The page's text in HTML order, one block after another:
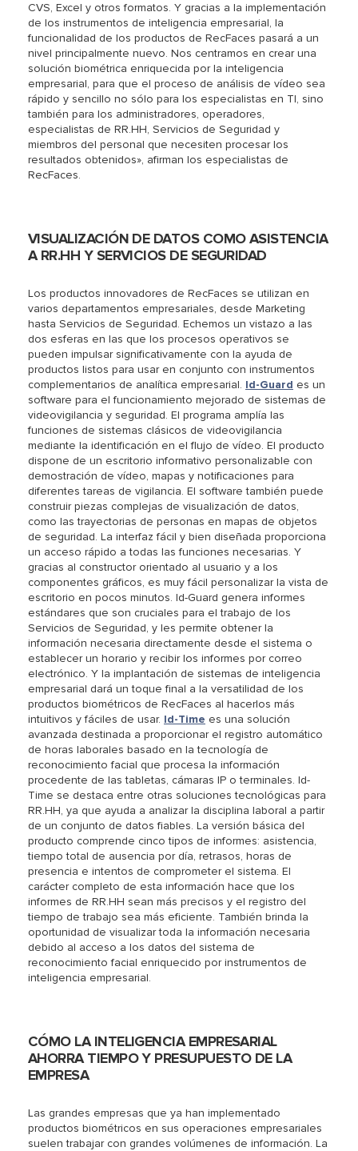
CVS, Excel y otros formatos. Y gracias a la implementación
de los instrumentos de inteligencia empresarial, la
funcionalidad de los productos de RecFaces pasará a un
nivel principalmente nuevo. Nos centramos en crear una
solución biométrica enriquecida por la inteligencia
empresarial, para que el proceso de análisis de vídeo sea
rápido y sencillo no sólo para los especialistas en TI, sino
también para los administradores, operadores,
especialistas de RR.HH, Servicios de Seguridad y
miembros del personal que necesiten procesar los
resultados obtenidos», afirman los especialistas de
RecFaces.
VISUALIZACIÓN DE DATOS COMO ASISTENCIA
A RR.HH Y SERVICIOS DE SEGURIDAD
Los productos innovadores de RecFaces se utilizan en
varios departamentos empresariales, desde Marketing
hasta Servicios de Seguridad. Echemos un vistazo a las
dos esferas en las que los procesos operativos se
pueden impulsar significativamente con la ayuda de
productos listos para usar en conjunto con instrumentos
complementarios de analítica empresarial. Id-Guard es un
software para el funcionamiento mejorado de sistemas de
videovigilancia y seguridad. El programa amplía las
funciones de sistemas clásicos de videovigilancia
mediante la identificación en el flujo de vídeo. El producto
dispone de un escritorio informativo personalizable con
demostración de vídeo, mapas y notificaciones para
diferentes tareas de vigilancia. El software también puede
construir piezas complejas de visualización de datos,
como las trayectorias de personas en mapas de objetos
de seguridad. La interfaz fácil y bien diseñada proporciona
un acceso rápido a todas las funciones necesarias. Y
gracias al constructor orientado al usuario y a los
componentes gráficos, es muy fácil personalizar la vista de
escritorio en pocos minutos. Id-Guard genera informes
estándares que son cruciales para el trabajo de los
Servicios de Seguridad, y les permite obtener la
información necesaria directamente desde el sistema o
establecer un horario y recibir los informes por correo
electrónico. Y la implantación de sistemas de inteligencia
empresarial dará un toque final a la versatilidad de los
productos biométricos de RecFaces al hacerlos más
intuitivos y fáciles de usar. Id-Time es una solución
avanzada destinada a proporcionar el registro automático
de horas laborales basado en la tecnología de
reconocimiento facial que procesa la información
procedente de las tabletas, cámaras IP o terminales. Id-
Time se destaca entre otras soluciones tecnológicas para
RR.HH, ya que ayuda a analizar la disciplina laboral a partir
de un conjunto de datos fiables. La versión básica del
producto comprende cinco tipos de informes: asistencia,
tiempo total de ausencia por día, retrasos, horas de
presencia e intentos de comprometer el sistema. El
carácter completo de esta información hace que los
informes de RR.HH sean más precisos y el registro del
tiempo de trabajo sea más eficiente. También brinda la
oportunidad de visualizar toda la información necesaria
debido al acceso a los datos del sistema de
reconocimiento facial enriquecido por instrumentos de
inteligencia empresarial.
CÓMO LA INTELIGENCIA EMPRESARIAL
AHORRA TIEMPO Y PRESUPUESTO DE LA
EMPRESA
Las grandes empresas que ya han implementado
productos biométricos en sus operaciones empresariales
suelen trabajar con grandes volúmenes de información. La